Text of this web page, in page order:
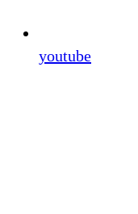
youtube